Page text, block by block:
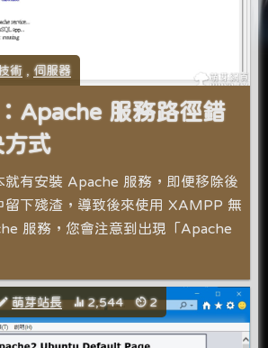
術 ,伺服器
Apache 服務路徑錯
方式
就有安裝 Apache 服務，即便移除後
留下殘渣，導致後來使用 XAMPP 無
服務，您會注意到出現「Apache
萌芽站長 2,544 2